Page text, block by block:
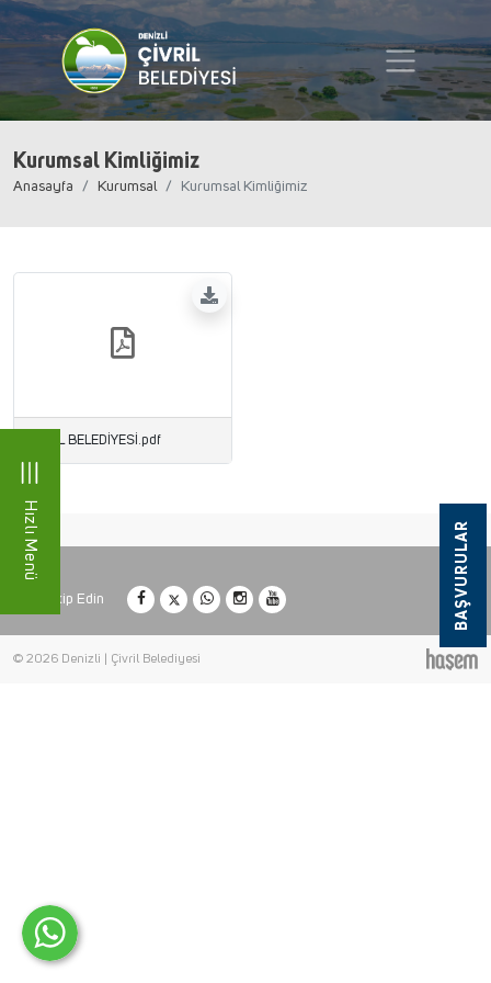
Hızlı Menü BAŞVURULAR
Kurumsal Kimliğimiz
Anasayfa Kurumsal Kurumsal Kimliğimiz
ÇİVRİL BELEDİYESİ.pdf
Bizi Takip Edin
© 2026 Denizli | Çivril Belediyesi